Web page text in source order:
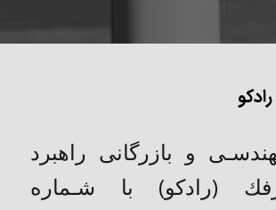
و بازرگانی راهبرد
(رادکو) با شـماره